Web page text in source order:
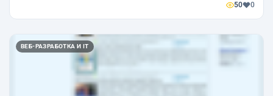
50 0
ВЕБ-РАЗРАБОТКА И IT